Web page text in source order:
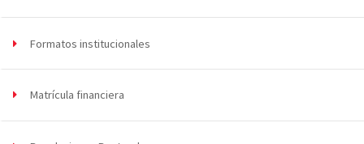
Formatos institucionales
Matrícula financiera